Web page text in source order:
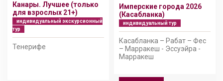
Канары. Лучшее (только
для взрослых 21+)
индивидуальный экскурсионный
тур
Тенерифе
Имперские города 2026
(Касабланка)
индивидуальный тур
Касабланка – Рабат – Фес
– Марракеш - Эссуэйра -
Марракеш